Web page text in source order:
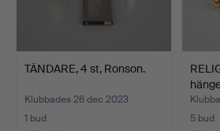
TÄNDARE, 4 st, Ronson.
Klubbades 26 dec 2023
1 bud
5 bud